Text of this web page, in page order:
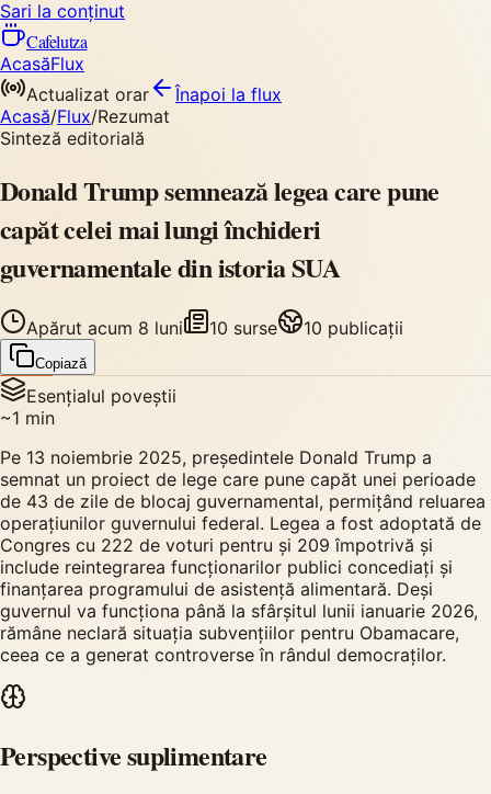
Sari la conținut
Cafelutza
AcasăFlux
Actualizat orar
Înapoi la flux
Acasă/Flux/Rezumat
Sinteză editorială
Donald Trump semnează legea care pune
capăt celei mai lungi închideri
guvernamentale din istoria SUA
Apărut acum 8 luni 10 surse 10 publicații
Copiază
Esențialul poveștii
~1 min
Pe 13 noiembrie 2025, președintele Donald Trump a
semnat un proiect de lege care pune capăt unei perioade
de 43 de zile de blocaj guvernamental, permițând reluarea
operațiunilor guvernului federal. Legea a fost adoptată de
Congres cu 222 de voturi pentru și 209 împotrivă și
include reintegrarea funcționarilor publici concediați și
finanțarea programului de asistență alimentară. Deși
guvernul va funcționa până la sfârșitul lunii ianuarie 2026,
rămâne neclară situația subvențiilor pentru Obamacare,
ceea ce a generat controverse în rândul democraților.
Perspective suplimentare